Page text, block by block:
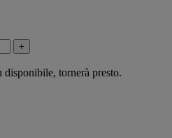
+
disponibile, tornerà presto.